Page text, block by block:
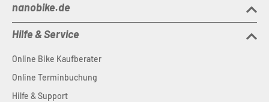
nanobike.de
Hilfe & Service
Online Bike Kaufberater
Online Terminbuchung
Hilfe & Support